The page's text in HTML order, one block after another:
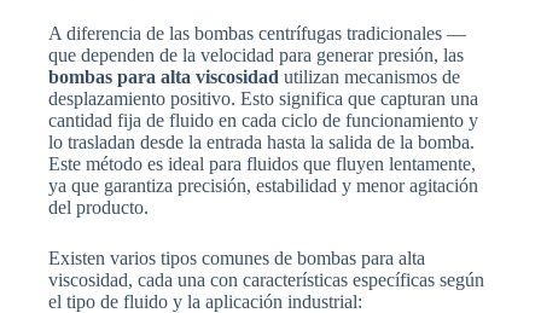
A diferencia de las bombas centrífugas tradicionales —
que dependen de la velocidad para generar presión, las
bombas para alta viscosidad utilizan mecanismos de
desplazamiento positivo. Esto significa que capturan una
cantidad fija de fluido en cada ciclo de funcionamiento y
lo trasladan desde la entrada hasta la salida de la bomba.
Este método es ideal para fluidos que fluyen lentamente,
ya que garantiza precisión, estabilidad y menor agitación
del producto.
Existen varios tipos comunes de bombas para alta
viscosidad, cada una con características específicas según
el tipo de fluido y la aplicación industrial: